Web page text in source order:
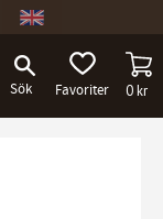
FAVORITER0kr